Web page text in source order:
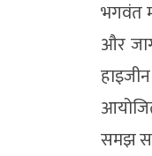
भगवंत
और
समझ